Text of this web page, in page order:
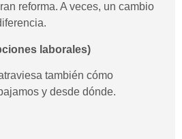
reforma. A veces, un cambio
laborales)
también cómo
y desde dónde.